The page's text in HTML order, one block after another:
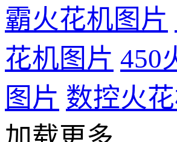
霸火花机图片
花机图片 450
图片 数控火